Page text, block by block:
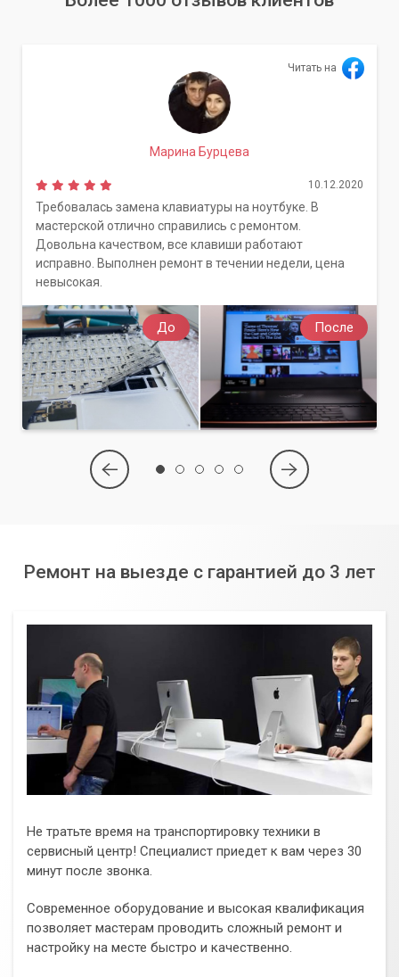
До После
Читать на
Марина Бурцева
10.12.2020
Требовалась замена клавиатуры на ноутбуке. В
мастерской отлично справились с ремонтом.
Довольна качеством, все клавиши работают
исправно. Выполнен ремонт в течении недели, цена
невысокая.
Ремонт на выезде с гарантией до 3 лет
Не тратьте время на транспортировку техники в
сервисный центр! Специалист приедет к вам через 30
минут после звонка.
Современное оборудование и высокая квалификация
позволяет мастерам проводить сложный ремонт и
настройку на месте быстро и качественно.